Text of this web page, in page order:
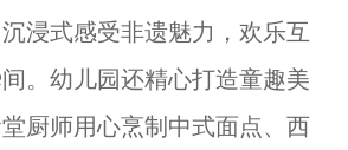
浸式感受非遗魅力，欢乐互
。幼儿园还精心打造童趣美
厨师用心烹制中式面点、西